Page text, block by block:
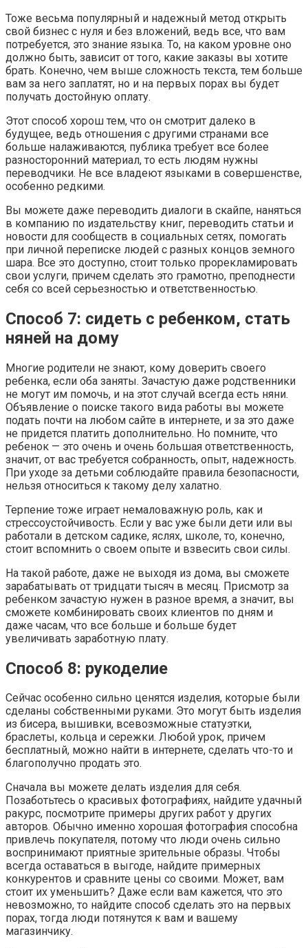
Тоже весьма популярный и надежный метод открыть
свой бизнес с нуля и без вложений, ведь все, что вам
потребуется, это знание языка. То, на каком уровне оно
должно быть, зависит от того, какие заказы вы хотите
брать. Конечно, чем выше сложность текста, тем больше
вам за него заплатят, но и на первых порах вы будет
получать достойную оплату.
Этот способ хорош тем, что он смотрит далеко в
будущее, ведь отношения с другими странами все
больше налаживаются, публика требует все более
разносторонний материал, то есть людям нужны
переводчики. Не все владеют языками в совершенстве,
особенно редкими.
Вы можете даже переводить диалоги в скайпе, наняться
в компанию по издательству книг, переводить статьи и
новости для сообществ в социальных сетях, помогать
при личной переписке людей с разных концов земного
шара. Все это доступно, стоит только прорекламировать
свои услуги, причем сделать это грамотно, преподнести
себя со всей серьезностью и ответственностью.
Способ 7: сидеть с ребенком, стать
няней на дому
Многие родители не знают, кому доверить своего
ребенка, если оба заняты. Зачастую даже родственники
не могут им помочь, и на этот случай всегда есть няни.
Объявление о поиске такого вида работы вы можете
подать почти на любом сайте в интернете, и за это даже
не придется платить дополнительно. Но помните, что
ребенок — это очень и очень большая ответственность,
значит, от вас требуется собранность, опыт, надежность.
При уходе за детьми соблюдайте правила безопасности,
нельзя относиться к такому делу халатно.
Терпение тоже играет немаловажную роль, как и
стрессоустойчивость. Если у вас уже были дети или вы
работали в детском садике, яслях, школе, то, конечно,
стоит вспомнить о своем опыте и взвесить свои силы.
На такой работе, даже не выходя из дома, вы сможете
зарабатывать от тридцати тысяч в месяц. Присмотр за
ребенком зачастую нужен в разное время, а значит, вы
сможете комбинировать своих клиентов по дням и
даже часам, что все больше и больше будет
увеличивать заработную плату.
Способ 8: рукоделие
Сейчас особенно сильно ценятся изделия, которые были
сделаны собственными руками. Это могут быть изделия
из бисера, вышивки, всевозможные статуэтки,
браслеты, кольца и сережки. Любой урок, причем
бесплатный, можно найти в интернете, сделать что-то и
благополучно продать это.
Сначала вы можете делать изделия для себя.
Позаботьтесь о красивых фотографиях, найдите удачный
ракурс, посмотрите примеры других работ у других
авторов. Обычно именно хорошая фотография способна
привлечь покупателя, потому что люди очень сильно
воспринимают приятные зрительные образы. Чтобы
всегда оставаться в выгоде, найдите примерных
конкурентов и сравните цены со своими. Может, вам
стоит их уменьшить? Даже если вам кажется, что это
невозможно, то найдите способ сделать это на первых
порах, тогда люди потянутся к вам и вашему
магазинчику.